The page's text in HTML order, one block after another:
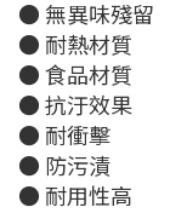
● 無異味殘留
● 耐熱材質
● 食品材質
● 抗汙效果
● 耐衝擊
● 防污漬
● 耐用性高